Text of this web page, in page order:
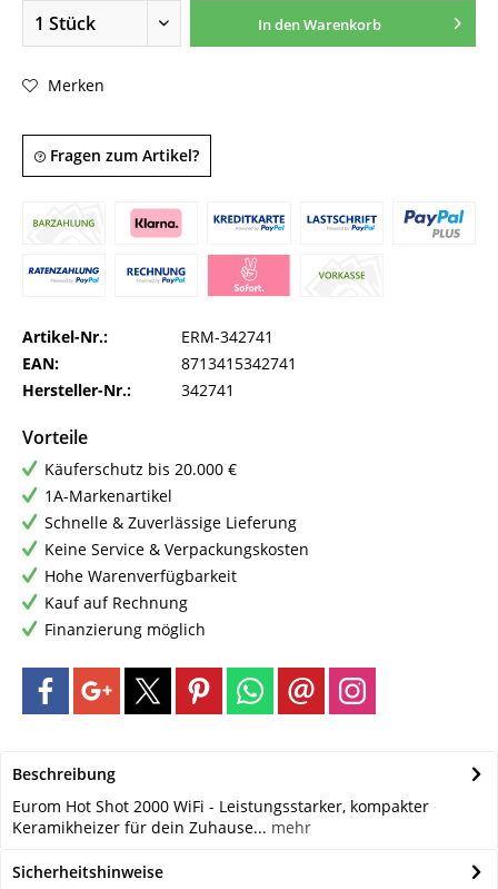
In denWarenkorb
Merken
Fragen zum Artikel?
Artikel-Nr.:
ERM-342741
EAN:
8713415342741
Hersteller-Nr.:
342741
Vorteile
Käuferschutz bis 20.000 €
1A-Markenartikel
Schnelle & Zuverlässige Lieferung
Keine Service & Verpackungskosten
Hohe Warenverfügbarkeit
Kauf auf Rechnung
Finanzierung möglich
Beschreibung
Eurom Hot Shot 2000 WiFi - Leistungsstarker, kompakter
Keramikheizer für dein Zuhause... mehr
Sicherheitshinweise